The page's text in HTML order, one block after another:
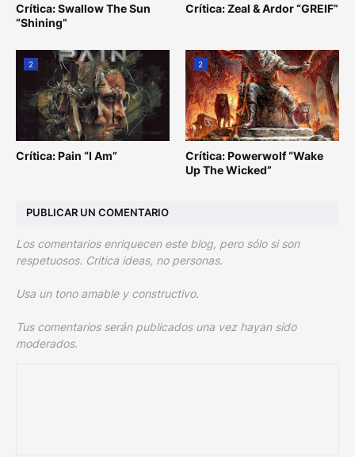
Crítica: Swallow The Sun
“Shining”
Crítica: Zeal & Ardor “GREIF”
2
Crítica: Pain “I Am”
2
Crítica: Powerwolf “Wake
Up The Wicked”
PUBLICAR UN COMENTARIO
Los comentarios enriquecen este blog, pero sólo si son
respetuosos. Critica ideas, no personas.
Usa un tono amable y constructivo.
Tus comentarios serán publicados una vez hayan sido
moderados.